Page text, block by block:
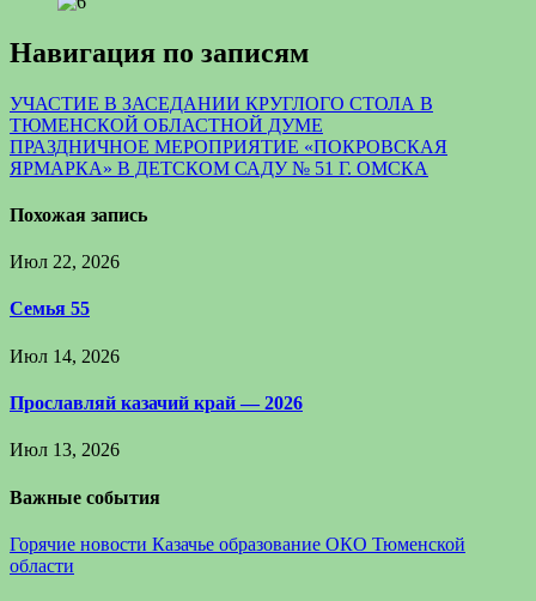
Навигация по записям
УЧАСТИЕ В ЗАСЕДАНИИ КРУГЛОГО СТОЛА В
ТЮМЕНСКОЙ ОБЛАСТНОЙ ДУМЕ
ПРАЗДНИЧНОЕ МЕРОПРИЯТИЕ «ПОКРОВСКАЯ
ЯРМАРКА» В ДЕТСКОМ САДУ № 51 Г. ОМСКА
Похожая запись
Июл 22, 2026
Семья 55
Июл 14, 2026
Прославляй казачий край — 2026
Июл 13, 2026
Важные события
Горячие новости Казачье образование ОКО Тюменской
области